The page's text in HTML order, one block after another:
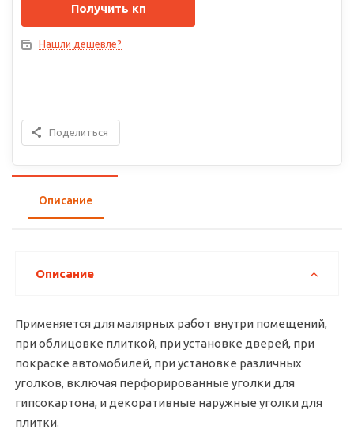
Получить кп
Нашли дешевле?
Поделиться
Описание
Описание
Применяется для малярных работ внутри помещений,
при облицовке плиткой, при установке дверей, при
покраске автомобилей, при установке различных
уголков, включая перфорированные уголки для
гипсокартона, и декоративные наружные уголки для
плитки.